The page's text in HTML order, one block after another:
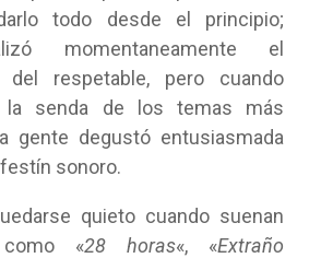
todo desde el principio;
momentaneamente el
del respetable, pero cuando
la senda de los temas más
gente degustó entusiasmada
sonoro.
quieto cuando suenan
como «28 horas«, «Extraño